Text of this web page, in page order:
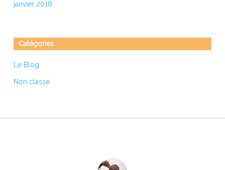
janvier 2018
Catégories
Le Blog
Non classé